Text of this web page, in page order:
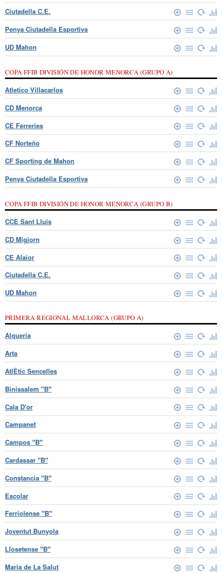
Ciutadella C.E.
Penya Ciutadella Esportiva
UD Mahon
COPA FFIB DIVISIÓN DE HONOR MENORCA (GRUPO A)
Atletico Villacarlos
CD Menorca
CE Ferreries
CF Norteño
CF Sporting de Mahon
Penya Ciutadella Esportiva
COPA FFIB DIVISIÓN DE HONOR MENORCA (GRUPO B)
CCE Sant Lluis
CD Migjorn
CE Alaior
Ciutadella C.E.
UD Mahon
PRIMERA REGIONAL MALLORCA (GRUPO A)
Alqueria
Arta
AtlÈtic Sencelles
Binissalem "B"
Cala D'or
Campanet
Campos "B"
Cardassar "B"
Constancia "B"
Escolar
Ferriolense "B"
Joventut Bunyola
Llosetense "B"
Maria de La Salut